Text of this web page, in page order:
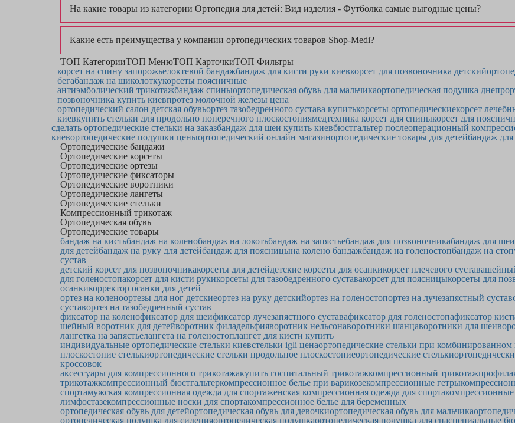
На какие товары из категории Ортопедия для детей: Вид изделия - Футболка самые выгодные цены?
Какие есть преимущества у компании ортопедических товаров Shop-Medi?
ТОП КатегорииТОП МенюТОП КарточкиТОП Фильтры
корсет на спину запорожьелоктевой бандажбандаж для кисти руки киевкорсет для позвоночника детский
бегабандаж на щиколоткукорсеты поясничные
антиэмболический трикотажбандаж спиныортопедическая обувь для мальчикаортопедическая подушка днепр
позвоночника купить киевпротез молочной железы цена
ортопедический салон детская обувьортез тазобедренного сустава купитькорсеты ортопедическиекорсет
киевкупить стельки для продольно поперечного плоскостопиямедтехника корсет для спиныкорсет для
сделать ортопедические стельки на заказбандаж для шеи купить киевбюстгальтер послеоперационный
киевортопедические подушки ценыортопедический онлайн магазинортопедические товары для детейбандаж
Ортопедические бандажи
Ортопедические корсеты
Ортопедические ортезы
Ортопедические фиксаторы
Ортопедические воротники
Ортопедические лангеты
Ортопедические стельки
Компрессионный трикотаж
Ортопедическая обувь
Ортопедические товары
бандаж на кистьбандаж на коленобандаж на локотьбандаж на запястьебандаж для позвоночникабандаж для шеи
для детейбандаж на руку для детейбандаж для поясницына колено бандажбандаж на голеностопбандаж на
сустав
детский корсет для позвоночникакорсеты для детейдетские корсеты для осанкикорсет плечевого сустава
для голеностопакорсет для кисти рукикорсеты для тазобедренного суставакорсет для поясницыкорсеты для
осанкикорректор осанки для детей
ортез на коленоортезы для ног детскиеортез на руку детскийортез на голеностопортез на лучезапястный сустав
суставортез на тазобедренный сустав
фиксатор на коленофиксатор для шеификсатор лучезапястного суставафиксатор для голеностопафиксатор
шейный воротник для детейворотник филадельфияворотник нельсонаворотники шанцаворотники для шеи
лангетка на запястьелангета на голеностоплангет для кисти купить
индивидуальные ортопедические стельки киевстельки igli ценаортопедические стельки при комбинированном
плоскостопие стелькиортопедические стельки продольное плоскостопиеортопедические стельки
кроссовок
аксессуары для компрессионного трикотажакупить госпитальный трикотажкомпрессионный трикотаж
трикотажкомпрессионный бюстгальтеркомпрессионное белье при варикозекомпрессионные гетры
спортамужская компрессионная одежда для спортаженская компрессионная одежда для спорта
лимфостазекомпрессионные носки для спортакомпрессионное белье для беременных
ортопедическая обувь для детейортопедическая обувь для девочкиортопедическая обувь для мальчика
ортопедическая подушка для сиденияортопедическая подушкаортопедическая подушка для снаспециальные